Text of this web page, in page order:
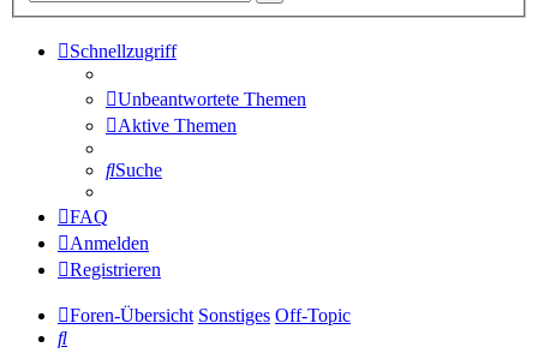
Schnellzugriff
Unbeantwortete Themen
Aktive Themen
Suche
FAQ
Anmelden
Registrieren
Foren-Übersicht Sonstiges Off-Topic
Suche